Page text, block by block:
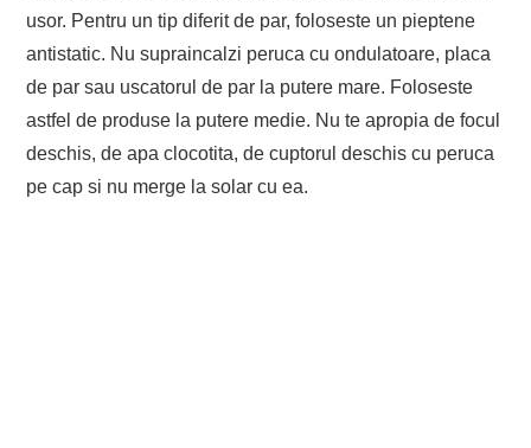
usor. Pentru un tip diferit de par, foloseste un pieptene
antistatic. Nu supraincalzi peruca cu ondulatoare, placa
de par sau uscatorul de par la putere mare. Foloseste
astfel de produse la putere medie. Nu te apropia de focul
deschis, de apa clocotita, de cuptorul deschis cu peruca
pe cap si nu merge la solar cu ea.